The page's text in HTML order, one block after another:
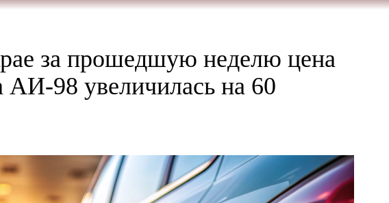
за прошедшую неделю цена
АИ-98 увеличилась на 60